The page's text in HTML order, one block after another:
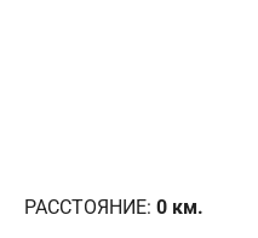
РАССТОЯНИЕ: 0 км.